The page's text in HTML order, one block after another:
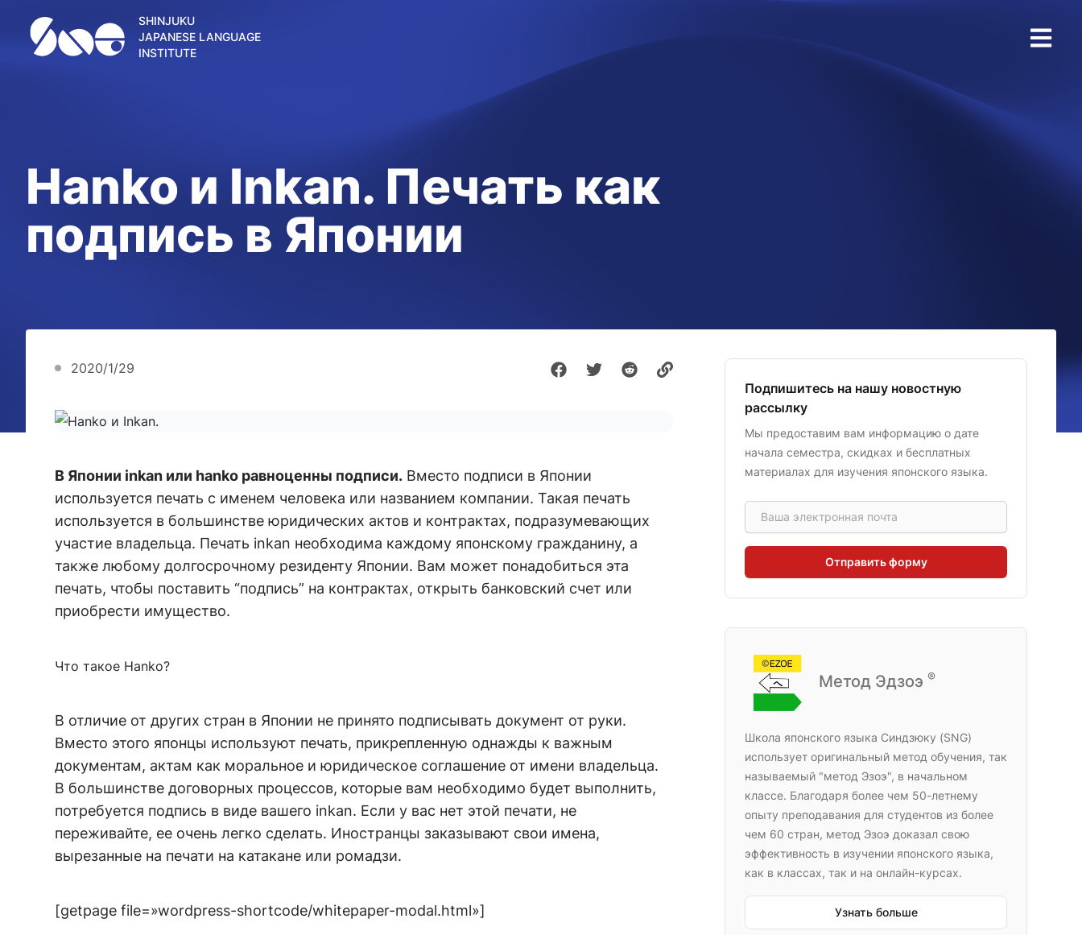
SHINJUKU
JAPANESE LANGUAGE
INSTITUTE
Hanko и Inkan. Печать как
подпись в Японии
2020/1/29
В Японии inkan или hanko равноценны подписи. Вместо подписи в Японии
используется печать с именем человека или названием компании. Такая печать
используется в большинстве юридических актов и контрактах, подразумевающих
участие владельца. Печать inkan необходима каждому японскому гражданину, а
также любому долгосрочному резиденту Японии. Вам может понадобиться эта
печать, чтобы поставить “подпись” на контрактах, открыть банковский счет или
приобрести имущество.
Что такое Hanko?
В отличие от других стран в Японии не принято подписывать документ от руки.
Вместо этого японцы используют печать, прикрепленную однажды к важным
документам, актам как моральное и юридическое соглашение от имени владельца.
В большинстве договорных процессов, которые вам необходимо будет выполнить,
потребуется подпись в виде вашего inkan. Если у вас нет этой печати, не
переживайте, ее очень легко сделать. Иностранцы заказывают свои имена,
вырезанные на печати на катакане или ромадзи.
[getpage file=»wordpress-shortcode/whitepaper-modal.html»]
Подпишитесь на нашу новостную
рассылку
Мы предоставим вам информацию о дате
начала семестра, скидках и бесплатных
материалах для изучения японского языка.
Email address
Отправить форму
Метод Эдзоэ ®
Школа японского языка Синдзюку (SNG)
использует оригинальный метод обучения, так
называемый "метод Эзоэ", в начальном
классе. Благодаря более чем 50-летнему
опыту преподавания для студентов из более
чем 60 стран, метод Эзоэ доказал свою
эффективность в изучении японского языка,
как в классах, так и на онлайн-курсах.
Узнать больше